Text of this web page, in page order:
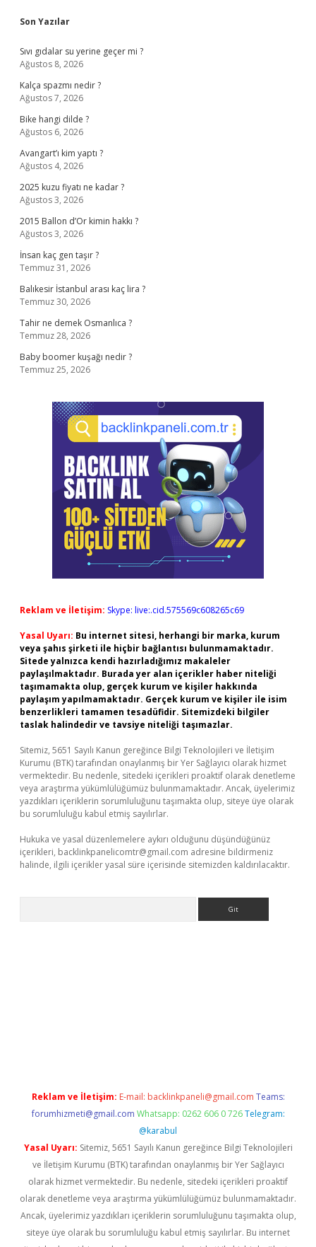
Sidebar
Son Yazılar
Sıvı gıdalar su yerine geçer mi ?
Ağustos 8, 2026
Kalça spazmı nedir ?
Ağustos 7, 2026
Bike hangi dilde ?
Ağustos 6, 2026
Avangart’ı kim yaptı ?
Ağustos 4, 2026
2025 kuzu fiyatı ne kadar ?
Ağustos 3, 2026
2015 Ballon d’Or kimin hakkı ?
Ağustos 3, 2026
İnsan kaç gen taşır ?
Temmuz 31, 2026
Balıkesir İstanbul arası kaç lira ?
Temmuz 30, 2026
Tahir ne demek Osmanlıca ?
Temmuz 28, 2026
Baby boomer kuşağı nedir ?
Temmuz 25, 2026
Reklam ve İletişim: Skype: live:.cid.575569c608265c69
Yasal Uyarı: Bu internet sitesi, herhangi bir marka, kurum
veya şahıs şirketi ile hiçbir bağlantısı bulunmamaktadır.
Sitede yalnızca kendi hazırladığımız makaleler
paylaşılmaktadır. Burada yer alan içerikler haber niteliği
taşımamakta olup, gerçek kurum ve kişiler hakkında
paylaşım yapılmamaktadır. Gerçek kurum ve kişiler ile isim
benzerlikleri tamamen tesadüfidir. Sitemizdeki bilgiler
taslak halindedir ve tavsiye niteliği taşımazlar.
Sitemiz, 5651 Sayılı Kanun gereğince Bilgi Teknolojileri ve İletişim
Kurumu (BTK) tarafından onaylanmış bir Yer Sağlayıcı olarak hizmet
vermektedir. Bu nedenle, sitedeki içerikleri proaktif olarak denetleme
veya araştırma yükümlülüğümüz bulunmamaktadır. Ancak, üyelerimiz
yazdıkları içeriklerin sorumluluğunu taşımakta olup, siteye üye olarak
bu sorumluluğu kabul etmiş sayılırlar.
Hukuka ve yasal düzenlemelere aykırı olduğunu düşündüğünüz
içerikleri, backlinkpanelicomtr@gmail.com adresine bildirmeniz
halinde, ilgili içerikler yasal süre içerisinde sitemizden kaldırılacaktır.
Reklam ve İletişim: E-mail: backlinkpaneli@gmail.com Teams:
forumhizmeti@gmail.com Whatsapp: 0262 606 0 726 Telegram:
@karabul
Yasal Uyarı: Sitemiz, 5651 Sayılı Kanun gereğince Bilgi Teknolojileri
ve İletişim Kurumu (BTK) tarafından onaylanmış bir Yer Sağlayıcı
olarak hizmet vermektedir. Bu nedenle, sitedeki içerikleri proaktif
olarak denetleme veya araştırma yükümlülüğümüz bulunmamaktadır.
Ancak, üyelerimiz yazdıkları içeriklerin sorumluluğunu taşımakta olup,
siteye üye olarak bu sorumluluğu kabul etmiş sayılırlar. Bu internet